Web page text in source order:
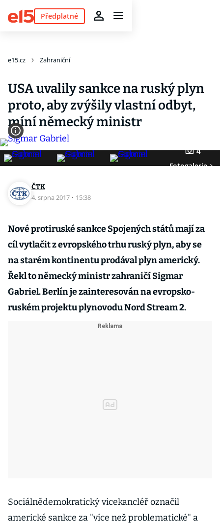
Předplatné
e15.cz Zahraniční
USA uvalily sankce na ruský plyn
proto, aby zvýšily vlastní odbyt,
míní německý ministr
4
Fotogalerie
ČTK
4. srpna 2017 · 15:38
Nové protiruské sankce Spojených států mají za
cíl vytlačit z evropského trhu ruský plyn, aby se
na starém kontinentu prodával plyn americký.
Řekl to německý ministr zahraničí Sigmar
Gabriel. Berlín je zainteresován na evropsko-
ruském projektu plynovodu Nord Stream 2.
Sociálnědemokratický vicekancléř označil
americké sankce za "více než problematické" a